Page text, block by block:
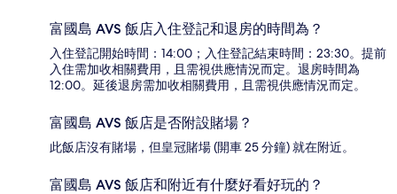
富國島 AVS 飯店入住登記和退房的時間為？
入住登記開始時間：14:00；入住登記結束時間：23:30。提前
入住需加收相關費用，且需視供應情況而定。退房時間為
12:00。延後退房需加收相關費用，且需視供應情況而定。
富國島 AVS 飯店是否附設賭場？
此飯店沒有賭場，但皇冠賭場 (開車 25 分鐘) 就在附近。
富國島 AVS 飯店和附近有什麼好看好玩的？